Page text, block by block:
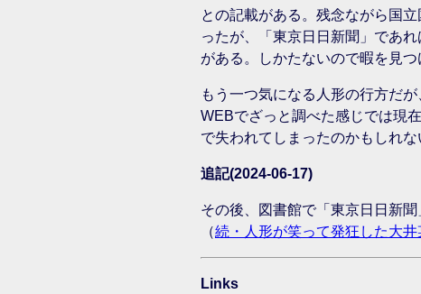
との記載がある。残念ながら国
ったが、「東京日日新聞」であ
がある。しかたないので暇を見
もう一つ気になる人形の行方だ
WEBでざっと調べた感じでは現
で失われてしまったのかもしれ
追記(2024-06-17)
その後、図書館で「東京日日新
（続・人形が笑って発狂した大井
Links